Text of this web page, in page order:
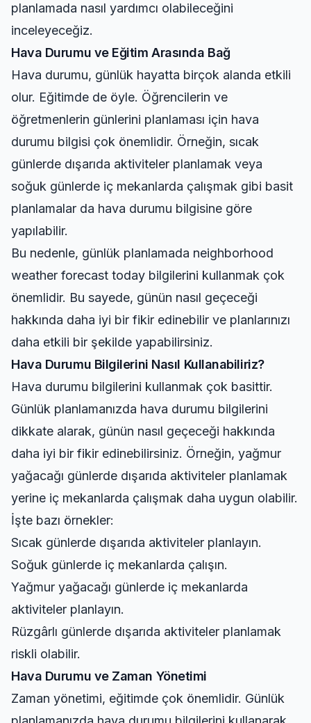
planlamada nasıl yardımcı olabileceğini
inceleyeceğiz.
Hava Durumu ve Eğitim Arasında Bağ
Hava durumu, günlük hayatta birçok alanda etkili
olur. Eğitimde de öyle. Öğrencilerin ve
öğretmenlerin günlerini planlaması için hava
durumu bilgisi çok önemlidir. Örneğin, sıcak
günlerde dışarıda aktiviteler planlamak veya
soğuk günlerde iç mekanlarda çalışmak gibi basit
planlamalar da hava durumu bilgisine göre
yapılabilir.
Bu nedenle, günlük planlamada neighborhood
weather forecast today bilgilerini kullanmak çok
önemlidir. Bu sayede, günün nasıl geçeceği
hakkında daha iyi bir fikir edinebilir ve planlarınızı
daha etkili bir şekilde yapabilirsiniz.
Hava Durumu Bilgilerini Nasıl Kullanabiliriz?
Hava durumu bilgilerini kullanmak çok basittir.
Günlük planlamanızda hava durumu bilgilerini
dikkate alarak, günün nasıl geçeceği hakkında
daha iyi bir fikir edinebilirsiniz. Örneğin, yağmur
yağacağı günlerde dışarıda aktiviteler planlamak
yerine iç mekanlarda çalışmak daha uygun olabilir.
İşte bazı örnekler:
Sıcak günlerde dışarıda aktiviteler planlayın.
Soğuk günlerde iç mekanlarda çalışın.
Yağmur yağacağı günlerde iç mekanlarda
aktiviteler planlayın.
Rüzgârlı günlerde dışarıda aktiviteler planlamak
riskli olabilir.
Hava Durumu ve Zaman Yönetimi
Zaman yönetimi, eğitimde çok önemlidir. Günlük